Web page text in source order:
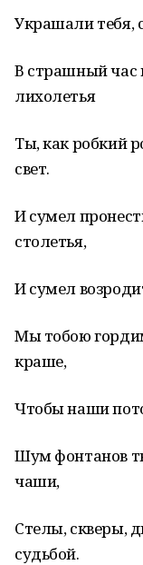
Украшали тебя,
В страшный час
лихолетья
Ты, как робкий
свет.
И сумел
столетья,
И сумел
Мы тобою
краше,
Чтобы наши
Шум фонтанов
чаши,
Стелы, скверы,
судьбой.